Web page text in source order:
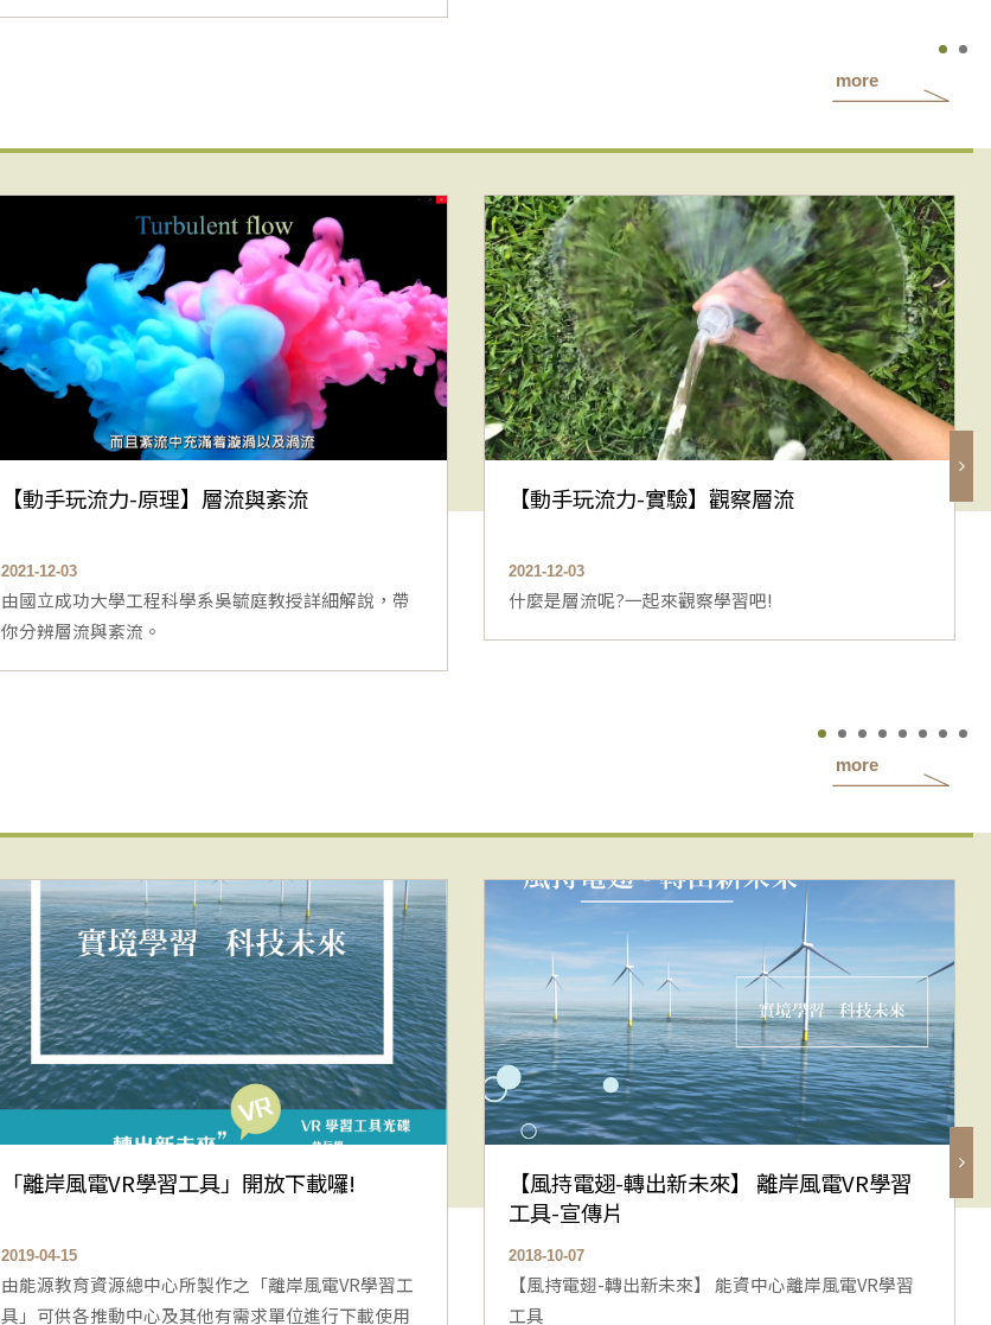
more
【動手玩流力-原理】層流與紊流
2021-12-03
由國立成功大學工程科學系吳毓庭教授詳細解說，帶
你分辨層流與紊流。
【動手玩流力-實驗】觀察層流
2021-12-03
什麼是層流呢?一起來觀察學習吧!
more
「離岸風電VR學習工具」開放下載囉!
2019-04-15
由能源教育資源總中心所製作之「離岸風電VR學習工
具」可供各推動中心及其他有需求單位進行下載使用
【風持電翅-轉出新未來】 離岸風電VR學習
工具-宣傳片
2018-10-07
【風持電翅-轉出新未來】 能資中心離岸風電VR學習
工具